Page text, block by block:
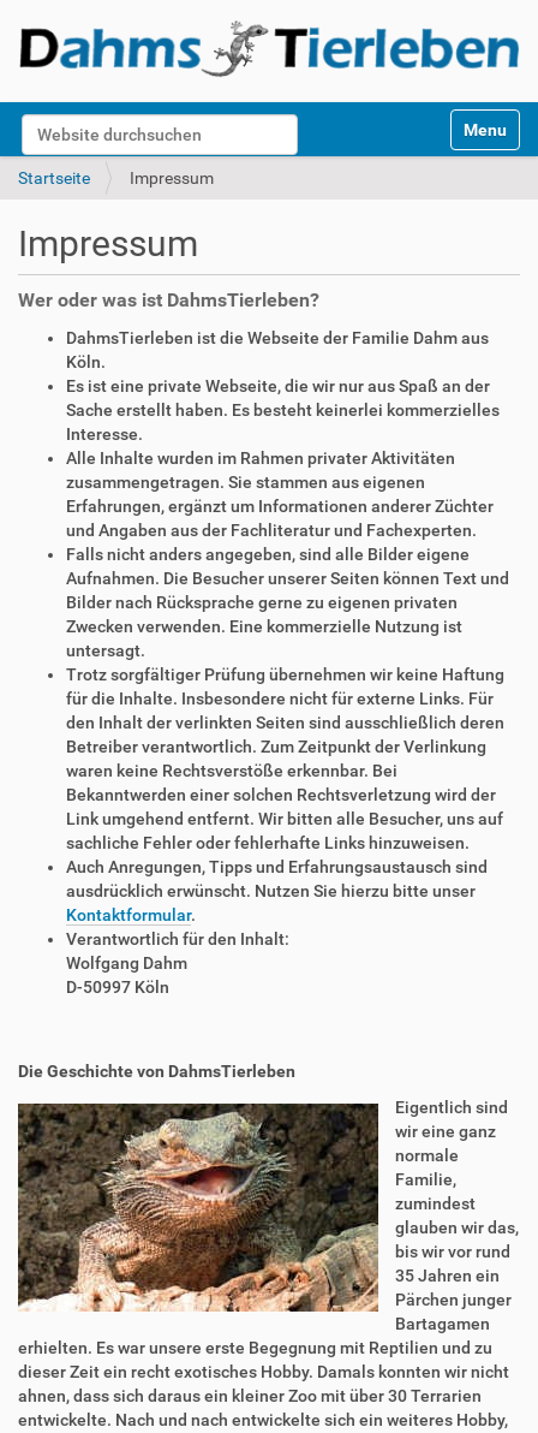
Website durchsuchen
k
Toggle
Startseite Impressum
Impressum
Wer oder was ist DahmsTierleben?
DahmsTierleben ist die Webseite der Familie Dahm aus
Köln.
Es ist eine private Webseite, die wir nur aus Spaß an der
Sache erstellt haben. Es besteht keinerlei kommerzielles
Interesse.
Alle Inhalte wurden im Rahmen privater Aktivitäten
zusammengetragen. Sie stammen aus eigenen
Erfahrungen, ergänzt um Informationen anderer Züchter
und Angaben aus der Fachliteratur und Fachexperten.
Falls nicht anders angegeben, sind alle Bilder eigene
Aufnahmen. Die Besucher unserer Seiten können Text und
Bilder nach Rücksprache gerne zu eigenen privaten
Zwecken verwenden. Eine kommerzielle Nutzung ist
untersagt.
Trotz sorgfältiger Prüfung übernehmen wir keine Haftung
für die Inhalte. Insbesondere nicht für externe Links. Für
den Inhalt der verlinkten Seiten sind ausschließlich deren
Betreiber verantwortlich. Zum Zeitpunkt der Verlinkung
waren keine Rechtsverstöße erkennbar. Bei
Bekanntwerden einer solchen Rechtsverletzung wird der
Link umgehend entfernt. Wir bitten alle Besucher, uns auf
sachliche Fehler oder fehlerhafte Links hinzuweisen.
Auch Anregungen, Tipps und Erfahrungsaustausch sind
ausdrücklich erwünscht. Nutzen Sie hierzu bitte unser
Kontaktformular.
Verantwortlich für den Inhalt:
Wolfgang Dahm
D-50997 Köln
Die Geschichte von DahmsTierleben
Eigentlich sind
wir eine ganz
normale
Familie,
zumindest
glauben wir das,
bis wir vor rund
35 Jahren ein
Pärchen junger
Bartagamen
erhielten. Es war unsere erste Begegnung mit Reptilien und zu
dieser Zeit ein recht exotisches Hobby. Damals konnten wir nicht
ahnen, dass sich daraus ein kleiner Zoo mit über 30 Terrarien
entwickelte. Nach und nach entwickelte sich ein weiteres Hobby,